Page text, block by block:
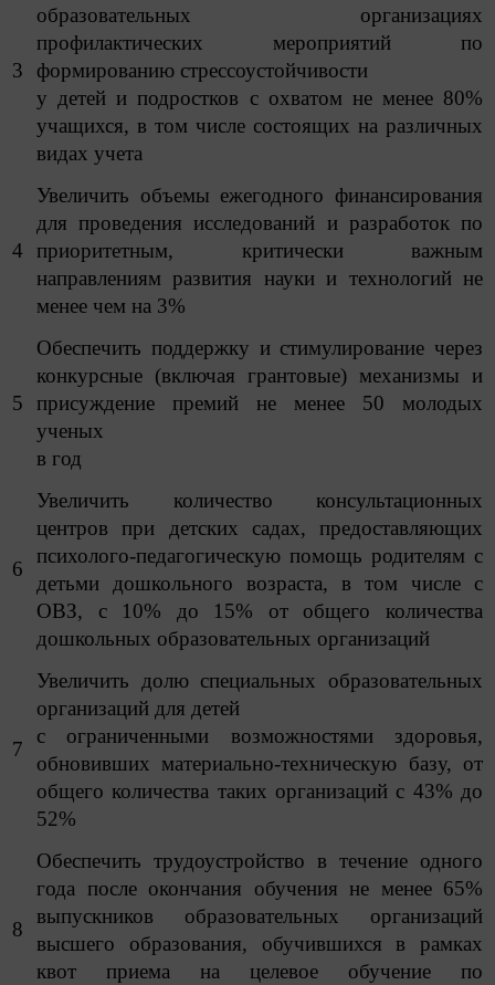
3
образовательных организациях
профилактических мероприятий по
формированию стрессоустойчивости
у детей и подростков с охватом не менее 80%
учащихся, в том числе состоящих на различных
видах учета
4
Увеличить объемы ежегодного финансирования
для проведения исследований и разработок по
приоритетным, критически важным
направлениям развития науки и технологий не
менее чем на 3%
5
Обеспечить поддержку и стимулирование через
конкурсные (включая грантовые) механизмы и
присуждение премий не менее 50 молодых
ученых
в год
6
Увеличить количество консультационных
центров при детских садах, предоставляющих
психолого-педагогическую помощь родителям с
детьми дошкольного возраста, в том числе с
ОВЗ, с 10% до 15% от общего количества
дошкольных образовательных организаций
7
Увеличить долю специальных образовательных
организаций для детей
с ограниченными возможностями здоровья,
обновивших материально-техническую базу, от
общего количества таких организаций с 43% до
52%
8
Обеспечить трудоустройство в течение одного
года после окончания обучения не менее 65%
выпускников образовательных организаций
высшего образования, обучившихся в рамках
квот приема на целевое обучение по